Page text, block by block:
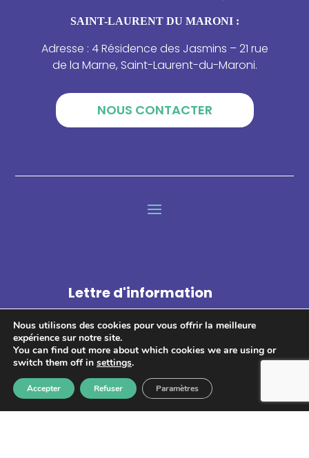
SAINT-LAURENT DU MARONI :
Adresse : 4 Résidence des Jasmins – 21 rue
de la Marne, Saint-Laurent-du-Maroni.
NOUS CONTACTER
Lettre d'information
S'abonner
Les informations recueillies à partir de ce formulaire sont
Nous utilisons des cookies pour vous offrir la meilleure
expérience sur notre site.
You can find out more about which cookies we are using or
switch them off in settings.
Accepter Refuser Paramètres